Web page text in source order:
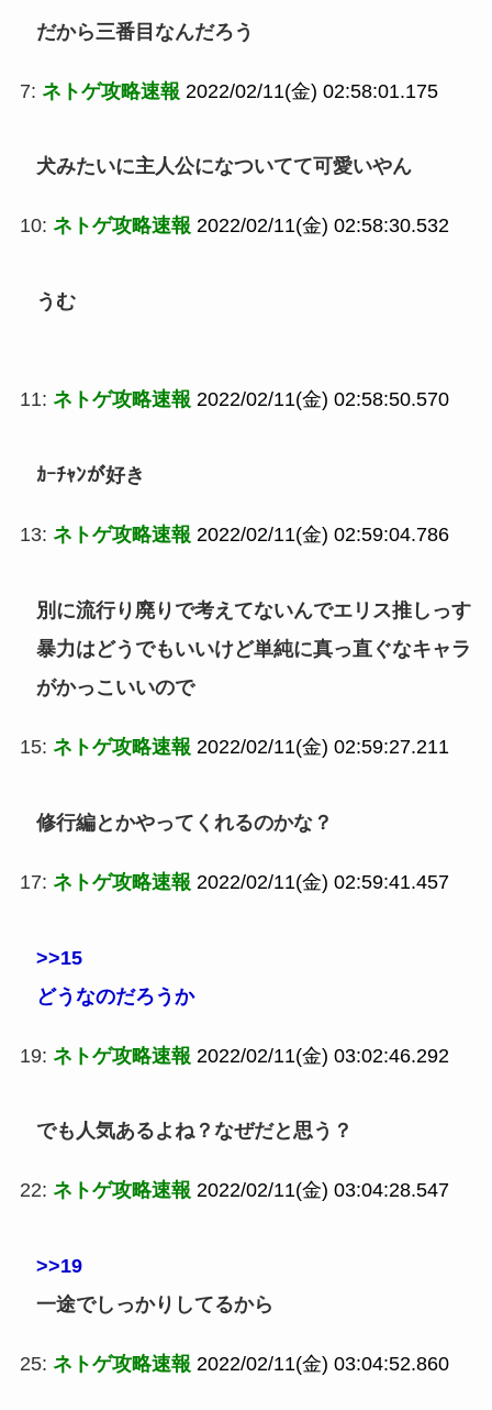
だから三番目なんだろう
7: ネトゲ攻略速報 2022/02/11(金) 02:58:01.175
犬みたいに主人公になついてて可愛いやん
10: ネトゲ攻略速報 2022/02/11(金) 02:58:30.532
うむ
11: ネトゲ攻略速報 2022/02/11(金) 02:58:50.570
ｶｰﾁｬﾝが好き
13: ネトゲ攻略速報 2022/02/11(金) 02:59:04.786
別に流行り廃りで考えてないんでエリス推しっす
暴力はどうでもいいけど単純に真っ直ぐなキャラ
がかっこいいので
15: ネトゲ攻略速報 2022/02/11(金) 02:59:27.211
修行編とかやってくれるのかな？
17: ネトゲ攻略速報 2022/02/11(金) 02:59:41.457
>>15
どうなのだろうか
19: ネトゲ攻略速報 2022/02/11(金) 03:02:46.292
でも人気あるよね？なぜだと思う？
22: ネトゲ攻略速報 2022/02/11(金) 03:04:28.547
>>19
一途でしっかりしてるから
25: ネトゲ攻略速報 2022/02/11(金) 03:04:52.860